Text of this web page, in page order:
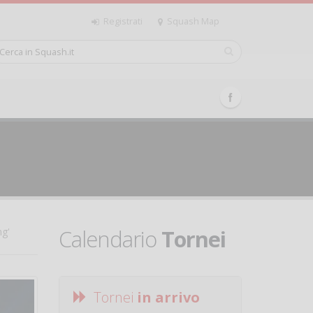
Registrati Squash Map
CalendarioTornei
Tornei in arrivo